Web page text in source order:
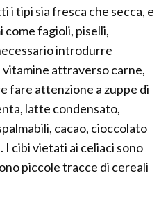
i tipi sia fresca che secca, e
come fagioli, piselli,
introdurre
attraverso carne,
fare attenzione a zuppe di
latte condensato,
cacao, cioccolato
cibi vietati ai celiaci sono
piccole tracce di cereali